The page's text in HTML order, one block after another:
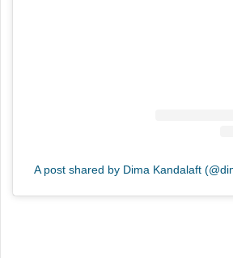
A post shared by Dima Kandalaft